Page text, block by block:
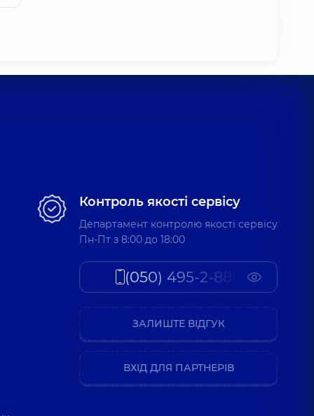
Контроль якості сервісу
Департамент контролю якості сервісу
Пн-Пт з 8:00 до 18:00
(050) 495-2-888
ЗАЛИШТЕ ВІДГУК
ВХІД ДЛЯ ПАРТНЕРІВ